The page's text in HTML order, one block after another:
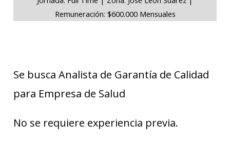
Remuneración: $600.000 Mensuales
Se busca Analista de Garantía de Calidad
para Empresa de Salud
No se requiere experiencia previa.